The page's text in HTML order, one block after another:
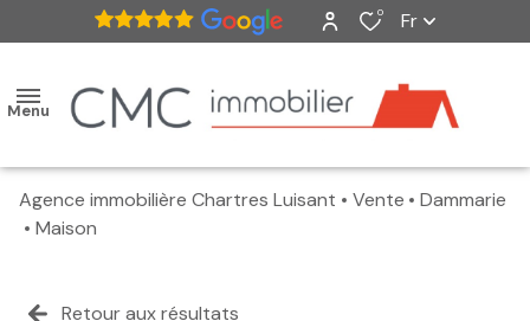
0 Fr
Menu
accueil
Agence immobilière Chartres Luisant Vente
Dammarie
Maison
Retour aux résultats